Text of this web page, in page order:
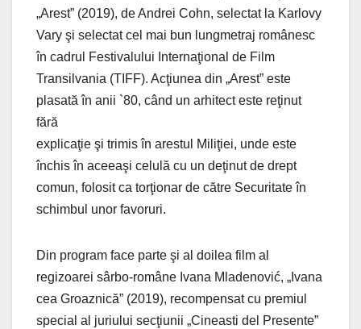
„Arest” (2019), de Andrei Cohn, selectat la Karlovy
Vary şi selectat cel mai bun lungmetraj românesc
în cadrul Festivalului Internaţional de Film
Transilvania (TIFF). Acţiunea din „Arest” este
plasată în anii `80, când un arhitect este reţinut
fără
explicaţie şi trimis în arestul Miliţiei, unde este
închis în aceeaşi celulă cu un deţinut de drept
comun, folosit ca torţionar de către Securitate în
schimbul unor favoruri.
Din program face parte şi al doilea film al
regizoarei sârbo-române Ivana Mladenović, „Ivana
cea Groaznică” (2019), recompensat cu premiul
special al juriului secţiunii „Cineasti del Presente”